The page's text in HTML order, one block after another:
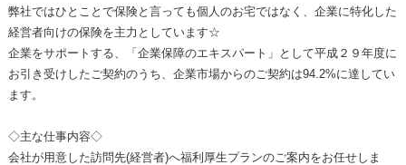
弊社ではひとことで保険と言っても個人のお宅ではなく、企業に特化した
経営者向けの保険を主力としています☆
企業をサポートする、「企業保障のエキスパート」として平成２９年度に
お引き受けしたご契約のうち、企業市場からのご契約は94.2%に達してい
ます。
◇主な仕事内容◇
会社が用意した訪問先(経営者)へ福利厚生プランのご案内をお任せしま